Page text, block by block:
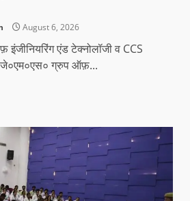
August 6, 2026
एंड टेक्नोलॉजी व CCS
जे०एम०एस० ग्रुप ऑफ़...